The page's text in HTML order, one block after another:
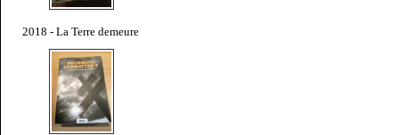
2018 - La Terre demeure